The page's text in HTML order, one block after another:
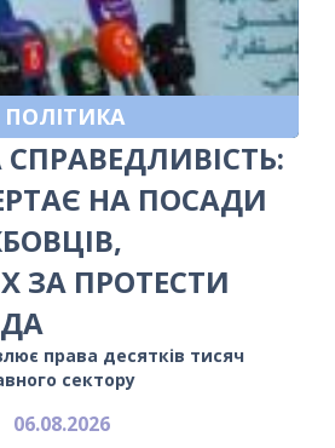
ПОЛІТИКА
НА ПОСАДИ
ЗА ПРОТЕСТИ
права десятків тисяч
сектору
06.08.2026